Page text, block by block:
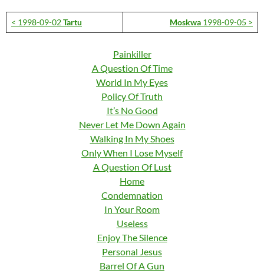
< 1998-09-02Tartu Moskwa 1998-09-05 >
Painkiller
A Question Of Time
World In My Eyes
Policy Of Truth
It’s No Good
Never Let Me Down Again
Walking In My Shoes
Only When I Lose Myself
A Question Of Lust
Home
Condemnation
In Your Room
Useless
Enjoy The Silence
Personal Jesus
Barrel Of A Gun